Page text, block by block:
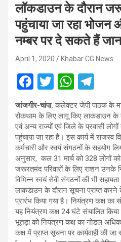
लॉकडाउन के दौरान
पहुंचाया जा रहा भोजन
नम्बर पर दे सकते हैं
April 1, 2020 Khabar CG News
F
a
ce
b
o
o
k
T
wi
tt
er
W
h
at
s
A
p
p
el
e
gr
a
m
जांजगीर-चांपा. कलेक्टर जेपी पाठक के
रोकथाम के लिए लागू किए लाकडाउन
एवं अन्य राज्यों एवं जिले के प्रवासी
पहुंचाया जा रहा है। इस कार्य में राजस्व
कर्मचारी और स्वयं संगठनों के सहयोग
अनुसार, कल 31 मार्च को 328 लोगों
जरूरतमंद परिवारों के लिए राशन उनके
विभिन्न स्वयं सेवी संगठनों की भी
लाकडाउन के दौरान सूचना प्राप्त करने
प्रारंभ किया गया है। नियंत्रण कक्ष
यह नियंत्रण कक्ष 24 घंटे संचालित
भूतड़ा को नियंत्रण कक्ष का नोडल
कक्ष में प्राप्त सूचना पर कार्यवाही की जा